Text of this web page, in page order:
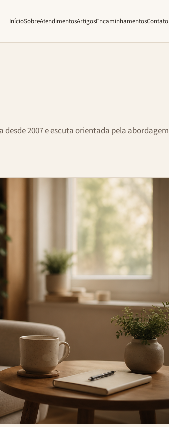
InícioSobreAtendimentosArtigosEncaminhamentosContato
2007 e escuta orientada pela abordagem